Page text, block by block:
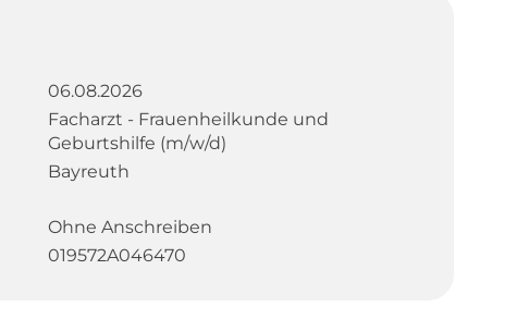
06.08.2026
Facharzt - Frauenheilkunde und
Geburtshilfe (m/w/d)
Bayreuth
Ohne Anschreiben
019572A046470